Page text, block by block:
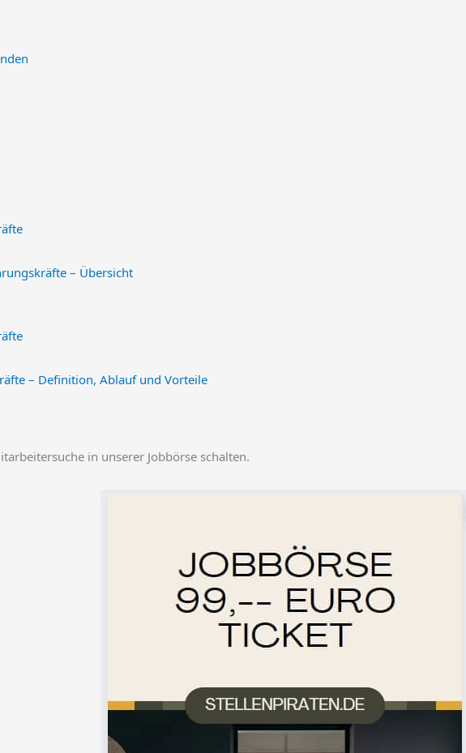
– Übersicht
– Definition, Ablauf und Vorteile
in unserer Jobbörse schalten.